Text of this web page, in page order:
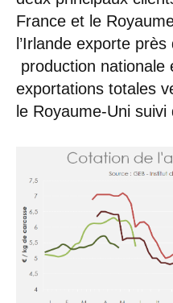
France et le
l’Irlande exporte
production nationale
exportations totales
le Royaume-Uni